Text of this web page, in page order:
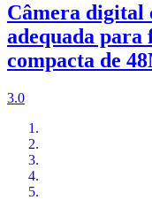
Câmera digital
adequada
compacta de
3.0